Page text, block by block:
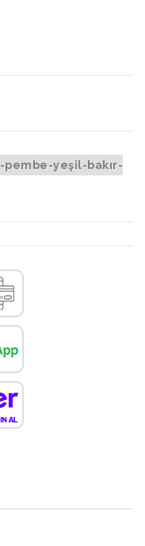
yeşil-bakır-